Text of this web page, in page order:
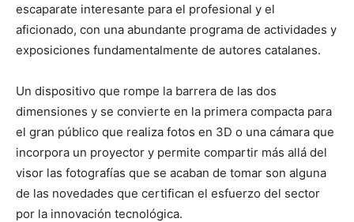
escaparate interesante para el profesional y el
aficionado, con una abundante programa de actividades y
exposiciones fundamentalmente de autores catalanes.
Un dispositivo que rompe la barrera de las dos
dimensiones y se convierte en la primera compacta para
el gran público que realiza fotos en 3D o una cámara que
incorpora un proyector y permite compartir más allá del
visor las fotografías que se acaban de tomar son alguna
de las novedades que certifican el esfuerzo del sector
por la innovación tecnológica.